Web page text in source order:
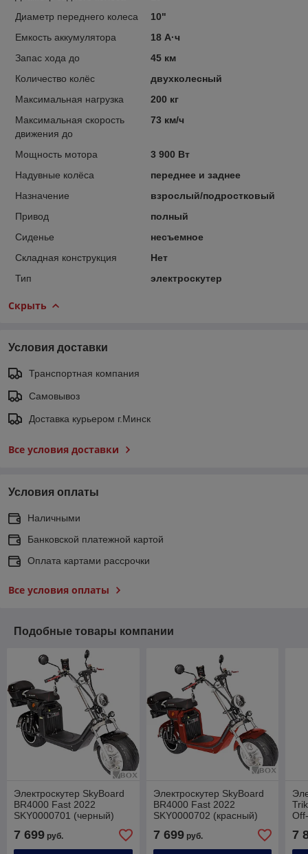
Диаметр переднего колеса
10"
Емкость аккумулятора
18 А·ч
Запас хода до
45 км
Количество колёс
двухколесный
Максимальная нагрузка
200 кг
Максимальная скорость
движения до
73 км/ч
Мощность мотора
3 900 Вт
Надувные колёса
переднее и заднее
Назначение
взрослый/подростковый
Привод
полный
Сиденье
несъемное
Складная конструкция
Нет
Тип
электроскутер
Скрыть
Условия доставки
Транспортная компания
Самовывоз
Доставка курьером г.Минск
Все условия доставки
Условия оплаты
Наличными
Банковской платежной картой
Оплата картами рассрочки
Все условия оплаты
Подобные товары компании
Электроскутер SkyBoard
BR4000 Fast 2022
SKY0000701 (черный)
7 699 руб.
Электроскутер SkyBoard
BR4000 Fast 2022
SKY0000702 (красный)
7 699руб. 7